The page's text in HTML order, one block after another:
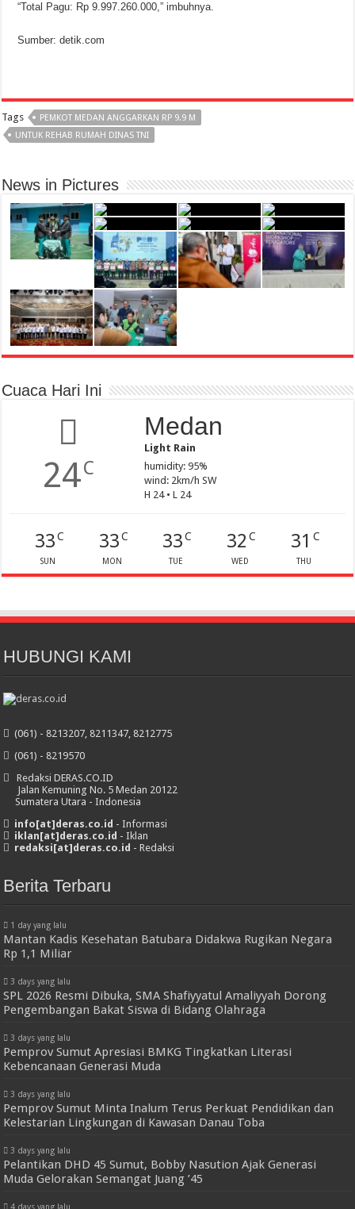
“Total Pagu: Rp 9.997.260.000,” imbuhnya.
Sumber: detik.com
Tags
PEMKOT MEDAN ANGGARKAN RP 9.9 M
UNTUK REHAB RUMAH DINAS TNI
News in Pictures
Cuaca Hari Ini
24C
Medan
Light Rain
humidity: 95%
wind: 2km/h SW
H 24 • L 24
33C
SUN
33C
MON
33 C
TUE
32 C
WED
31 C
THU
HUBUNGI KAMI
(061) - 8213207, 8211347, 8212775
(061) - 8219570
Redaksi DERAS.CO.ID
Jalan Kemuning No. 5 Medan 20122
Sumatera Utara - Indonesia
info[at]deras.co.id - Informasi
iklan[at]deras.co.id - Iklan
redaksi[at]deras.co.id - Redaksi
Berita Terbaru
1 day yang lalu
Mantan Kadis Kesehatan Batubara Didakwa Rugikan Negara
Rp 1,1 Miliar
3 days yang lalu
SPL 2026 Resmi Dibuka, SMA Shafiyyatul Amaliyyah Dorong
Pengembangan Bakat Siswa di Bidang Olahraga
3 days yang lalu
Pemprov Sumut Apresiasi BMKG Tingkatkan Literasi
Kebencanaan Generasi Muda
3 days yang lalu
Pemprov Sumut Minta Inalum Terus Perkuat Pendidikan dan
Kelestarian Lingkungan di Kawasan Danau Toba
3 days yang lalu
Pelantikan DHD 45 Sumut, Bobby Nasution Ajak Generasi
Muda Gelorakan Semangat Juang ’45
4 days yang lalu